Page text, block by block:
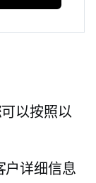
以按照以
户详细信息